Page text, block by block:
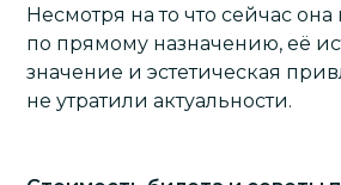
Несмотря на то что сейчас она
по прямому назначению, её
значение и эстетическая
не утратили актуальности.